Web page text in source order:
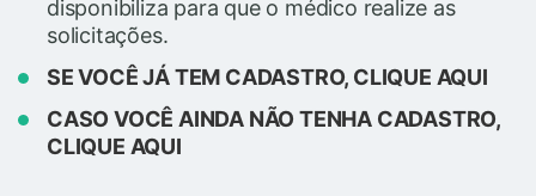
disponibiliza para que o médico realize as
solicitações.
SE VOCÊ JÁ TEM CADASTRO, CLIQUE AQUI
CASO VOCÊ AINDA NÃO TENHA CADASTRO,
CLIQUE AQUI